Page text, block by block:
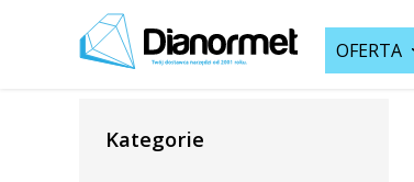
OFERTA
Kategorie